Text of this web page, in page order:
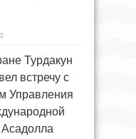
Турдакун
встречу с
Управления